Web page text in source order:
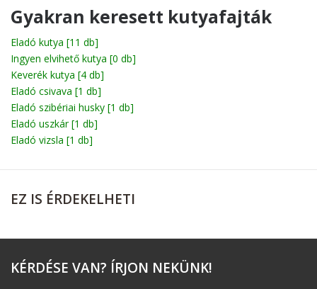
Basenji
Beagle
Bichon
Billy
Briard
Cane corso
Gyakran keresett kutyafajták
Eladó kutya [11 db]
Ingyen elvihető kutya [0 db]
Keverék kutya [4 db]
Eladó csivava [1 db]
Eladó szibériai husky [1 db]
Eladó uszkár[1 db]
Eladó vizsla [1 db]
EZ IS ÉRDEKELHETI
KÉRDÉSE VAN? ÍRJON NEKÜNK!